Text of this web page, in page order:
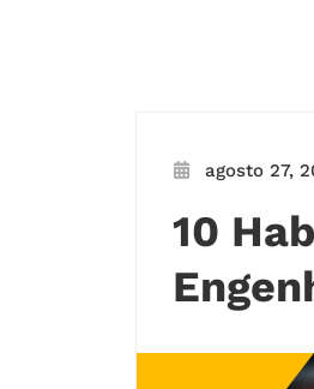
agosto 27,
10